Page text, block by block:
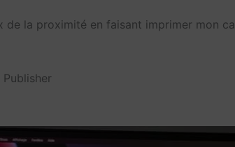
de la proximité en faisant imprimer mon